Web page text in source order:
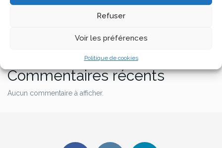
Refuser
Voir les préférences
Politique de cookies
Articles récents
Commentaires récents
Aucun commentaire à afficher.